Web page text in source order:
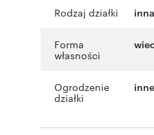
Rodzaj działki inna
Forma
własności
Ogrodzenie
działki
inne